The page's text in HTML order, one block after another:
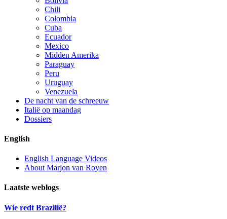
Chili
Colombia
Cuba
Ecuador
Mexico
Midden Amerika
Paraguay
Peru
Uruguay
Venezuela
De nacht van de schreeuw
Italië op maandag
Dossiers
English
English Language Videos
About Marjon van Royen
Laatste weblogs
Wie redt Brazilië?